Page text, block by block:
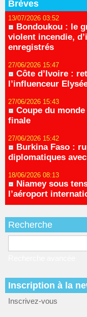
Brèves
13/07/2026 03:52
Bondoukou : le
violent incendie,
enregistrés
27/06/2026 15:47
Côte d’Ivoire :
l’influenceur
27/06/2026 15:43
Coupe du
finale
27/06/2026 15:42
Burkina Faso :
diplomatiques
18/06/2026 08:13
Niamey sous
l’aéroport
Recherche
Inscription à la
Inscrivez-vous